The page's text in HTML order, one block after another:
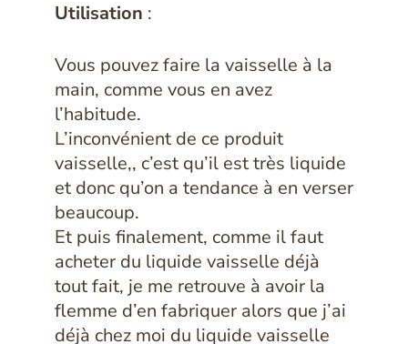
Utilisation :
Vous pouvez faire la vaisselle à la
main, comme vous en avez
l’habitude.
L’inconvénient de ce produit
vaisselle,, c’est qu’il est très liquide
et donc qu’on a tendance à en verser
beaucoup.
Et puis finalement, comme il faut
acheter du liquide vaisselle déjà
tout fait, je me retrouve à avoir la
flemme d’en fabriquer alors que j’ai
déjà chez moi du liquide vaisselle